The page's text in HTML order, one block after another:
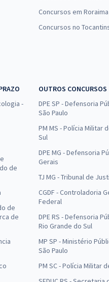
Concursos em Roraima
Concursos no
-
de
de
de
OUTROS CONCURSOS
DPE SP - Defensoria
São Paulo
PM MS - Polícia Militar
Sul
DPE MG - Defensoria
Gerais
TJ MG - Tribunal de
CGDF - Controladoria
Federal
DPE RS - Defensoria
Rio Grande do Sul
MP SP - Ministério
São Paulo
PM SC - Polícia Militar